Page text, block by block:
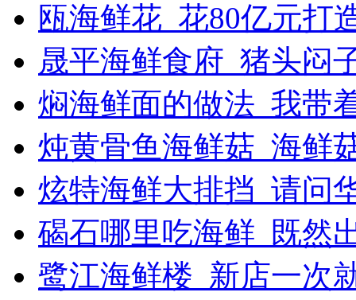
瓯海鲜花_花80亿元打
晟平海鲜食府_猪头闷
焖海鲜面的做法_我带
炖黄骨鱼海鲜菇_海鲜
炫特海鲜大排挡_请问
碣石哪里吃海鲜_既然
鹭江海鲜楼_新店一次